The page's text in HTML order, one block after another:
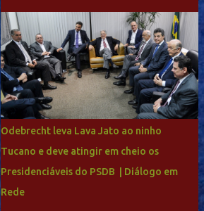
de milhões agora seja mercantil. Segundo
apuração da Itatiaia, Fenômeno comprou
90% das ações por R$ 400 milhões. Aporte
feito imediatamente para pagamento de
dívidas emergenciais e investimentos no
departamento de futebol. O projeto
apresentado para a recuperação do
Ronaldo sendo solidário à dívida de R$ 1
bilhão a partir de agora, mais o peso que o
ex-atacante tem no mundo do futebol, além
Odebrecht leva Lava Jato ao ninho
Tucano e deve atingir em cheio os
Presidenciáveis do PSDB | Diálogo em
Rede